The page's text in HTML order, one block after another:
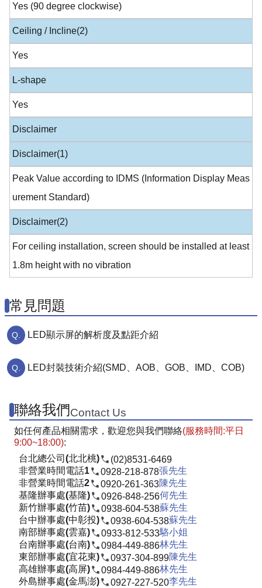
Yes (90 degree clockwise)
Ceiling / Incline(2)
Yes
L-shape
Yes
Disclaimer
Disclaimer(1)
Peak Value according to IDMS (Information Display Meas
urement Standard)
Disclaimer(2)
For ceiling installation, screen should be installed at least
1.8m height with no vibration
常見問題
LED顯示屏的解析度及點距介紹
LED封裝技術介紹(SMD、AOB、GOB、IMD、COB)
聯絡我們Contact Us
如任何產品相關需求，歡迎您與我們聯絡(服務時間:平日
9:00~18:00):
台北總公司(北北桃)
(02)8531-6469
非營業時間電話1
0928-218-878張先生
非營業時間電話2
0920-261-363陳先生
基隆辦事處(基隆)
0926-848-256何先生
新竹辦事處(竹苗)
0938-604-538蘇先生
台中辦事處(中彰投)
0938-604-538蘇先生
南部辦事處(雲嘉)
0933-812-533駱小姐
台南辦事處(台南)
0984-449-886林先生
東部辦事處(宜花東)
0937-304-899陳先生
高雄辦事處(高屏)
0984-449-886林先生
外島辦事處(金馬澎)
0927-227-520李先生